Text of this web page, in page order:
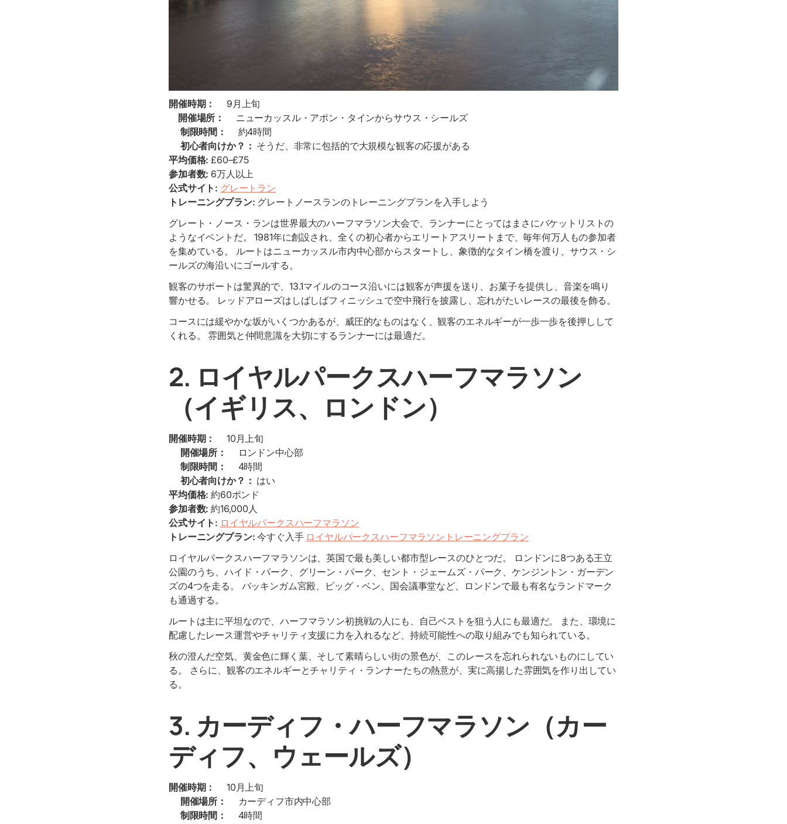
開催時期：
9月上旬
開催場所：
ニューカッスル・アポン・タインからサウス・シールズ
制限時間：
約4時間
初心者向けか？： そうだ、非常に包括的で大規模な観客の応援がある
平均価格: £60–£75
参加者数: 6万人以上
公式サイト: グレートラン
トレーニングプラン: グレートノースランのトレーニングプランを入手しよう
グレート・ノース・ランは世界最大のハーフマラソン大会で、ランナーにとってはまさにバケットリストの
ようなイベントだ。 1981年に創設され、全くの初心者からエリートアスリートまで、毎年何万人もの参加者
を集めている。 ルートはニューカッスル市内中心部からスタートし、象徴的なタイン橋を渡り、サウス・シ
ールズの海沿いにゴールする。
観客のサポートは驚異的で、13.1マイルのコース沿いには観客が声援を送り、お菓子を提供し、音楽を鳴り
響かせる。 レッドアローズはしばしばフィニッシュで空中飛行を披露し、忘れがたいレースの最後を飾る。
コースには緩やかな坂がいくつかあるが、威圧的なものはなく、観客のエネルギーが一歩一歩を後押しして
くれる。 雰囲気と仲間意識を大切にするランナーには最適だ。
2. ロイヤルパークスハーフマラソン
（イギリス、ロンドン）
開催時期：
10月上旬
開催場所：
ロンドン中心部
制限時間：
4時間
初心者向けか？： はい
平均価格: 約60ポンド
参加者数: 約16,000人
公式サイト: ロイヤルパークスハーフマラソン
トレーニングプラン: 今すぐ入手 ロイヤルパークスハーフマラソントレーニングプラン
ロイヤルパークスハーフマラソンは、英国で最も美しい都市型レースのひとつだ。 ロンドンに8つある王立
公園のうち、ハイド・パーク、グリーン・パーク、セント・ジェームズ・パーク、ケンジントン・ガーデン
ズの4つを走る。 バッキンガム宮殿、ビッグ・ベン、国会議事堂など、ロンドンで最も有名なランドマーク
も通過する。
ルートは主に平坦なので、ハーフマラソン初挑戦の人にも、自己ベストを狙う人にも最適だ。 また、環境に
配慮したレース運営やチャリティ支援に力を入れるなど、持続可能性への取り組みでも知られている。
秋の澄んだ空気、黄金色に輝く葉、そして素晴らしい街の景色が、このレースを忘れられないものにしてい
る。 さらに、観客のエネルギーとチャリティ・ランナーたちの熱意が、実に高揚した雰囲気を作り出してい
る。
3. カーディフ・ハーフマラソン（カー
ディフ、ウェールズ）
開催時期：
10月上旬
開催場所：
カーディフ市内中心部
制限時間：
4時間